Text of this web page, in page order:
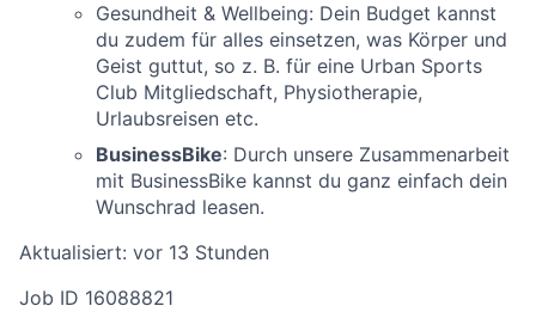
Gesundheit & Wellbeing: Dein Budget kannst
du zudem für alles einsetzen, was Körper und
Geist guttut, so z. B. für eine Urban Sports
Club Mitgliedschaft, Physiotherapie,
Urlaubsreisen etc.
BusinessBike: Durch unsere Zusammenarbeit
mit BusinessBike kannst du ganz einfach dein
Wunschrad leasen.
Aktualisiert: vor 13 Stunden
Job ID 16088821